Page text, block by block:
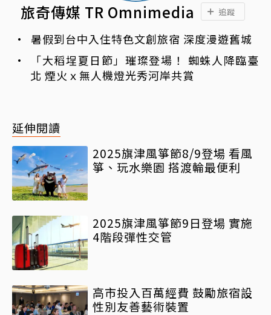
旅奇傳媒 TR Omnimedia 追蹤
暑假到台中入住特色文創旅宿 深度漫遊舊城
「大稻埕夏日節」璀璨登場！ 蜘蛛人降臨臺
北 煙火ｘ無人機燈光秀河岸共賞
延伸閱讀
2025旗津風箏節8/9登場 看風
箏、玩水樂園 搭渡輪最便利
2025旗津風箏節9日登場 實施
4階段彈性交管
高市投入百萬經費 鼓勵旅宿設
性別友善藝術裝置